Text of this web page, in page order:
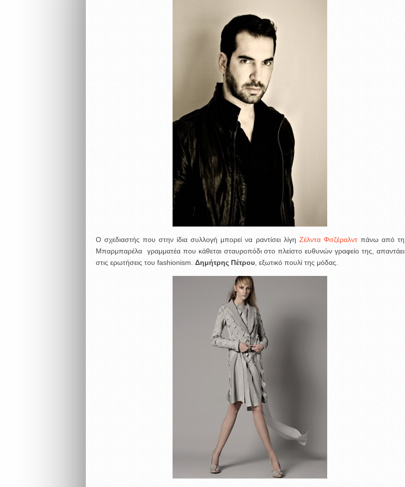
O σχεδιαστής που στην ίδια συλλογή μπορεί να ραντίσει λίγη Ζέλντα Φιτζέραλντπάνω από τη
Μπαρμπαρέλα γραμματέα που κάθεται σταυροπόδι στο πλείστο ευθυνών γραφείο της, απαντάει
στις ερωτήσεις του fashionism. Δημήτρης Πέτρου, εξωτικό πουλί της μόδας.